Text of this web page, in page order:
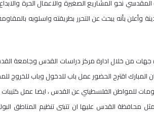
نحو المشاريع الصغيرة والاعمال الحرة
وأعلن بأنه يبحث عن التحرر بطريقته واسلوبه
جهات من خلال ادارة مركز دراسات القدس وجامعة
اقترح الحضور عمل باب للدخول وباب للخروج
للمواطن الفلسطيني عن القدس ، ايضا عمل
القدس عليها ان تتبنى تنظيم المناطق